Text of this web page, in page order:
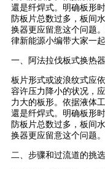
還是纤焊式。明确板形
防板片总数过多，板间
换器更应留意这个问题
律新能源小编带大家一
一、阿法拉伐板式换热
板片形式或波浪纹式应
容许压力降小的状况，
力大的板形。依据液体
還是纤焊式。明确板形
防板片总数过多，板间
换器更应留意这个问题。
二、步骤和过流道的挑选